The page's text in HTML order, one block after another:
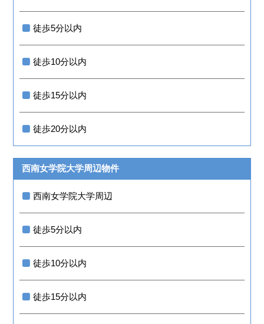
徒歩5分以内
徒歩10分以内
徒歩15分以内
徒歩20分以内
西南女学院大学周辺物件
西南女学院大学周辺
徒歩5分以内
徒歩10分以内
徒歩15分以内